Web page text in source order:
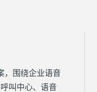
，围绕企业语音
叫中心、语音